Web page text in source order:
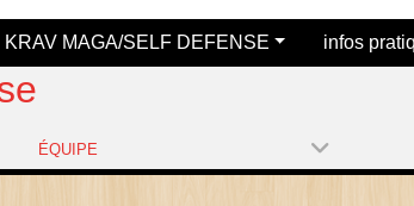
KRAV MAGA/SELF DEFENSE infos
ÉQUIPE